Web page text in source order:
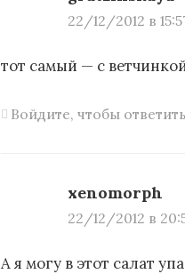
22/12/2012 в
тот самый — с
Войдите, чтобы ответить
xenomorph
22/12/2012 в
А я могу в этот салат